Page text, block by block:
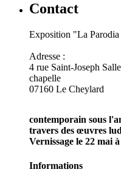
Contact
Exposition "La
Adresse :
4 rue Saint-Joseph
chapelle
07160 Le Cheylard
contemporain sous
travers des œuvres
Vernissage le 22 mai
Informations